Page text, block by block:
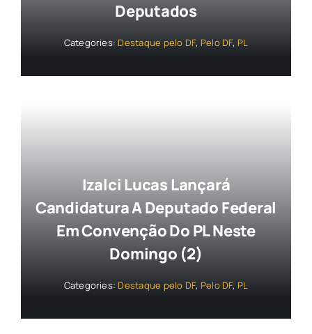
Deputados
Categories: Destaque pelo DF, Pelo DF, PL
Izalci Lucas Lançará
Candidatura A Deputado Federal
Em Convenção Do PL Neste
Domingo (2)
Categories: Destaque pelo DF, Pelo DF, PL